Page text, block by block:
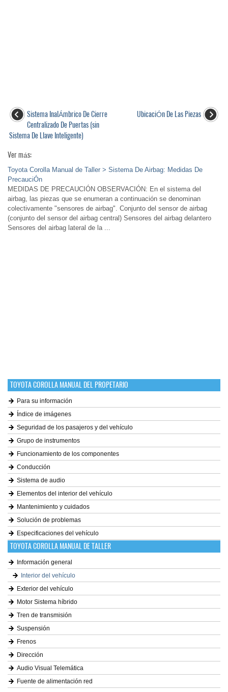
Sistema InalÁmbrico De Cierre
Centralizado De Puertas (sin
Sistema De Llave Inteligente)
UbicaciÓn De Las Piezas
Ver más:
Toyota Corolla Manual de Taller > Sistema De Airbag: Medidas De
PrecauciÓn
MEDIDAS DE PRECAUCIÓN OBSERVACIÓN: En el sistema del
airbag, las piezas que se enumeran a continuación se denominan
colectivamente "sensores de airbag". Conjunto del sensor de airbag
(conjunto del sensor del airbag central) Sensores del airbag delantero
Sensores del airbag lateral de la ...
TOYOTA COROLLA MANUAL DEL PROPETARIO
Para su información
Índice de imágenes
Seguridad de los pasajeros y del vehículo
Grupo de instrumentos
Funcionamiento de los componentes
Conducción
Sistema de audio
Elementos del interior del vehículo
Mantenimiento y cuidados
Solución de problemas
Especificaciones del vehículo
TOYOTA COROLLA MANUAL DE TALLER
Información general
Interior del vehículo
Exterior del vehículo
Motor Sistema híbrido
Tren de transmisión
Suspensión
Frenos
Dirección
Audio Visual Telemática
Fuente de alimentación red